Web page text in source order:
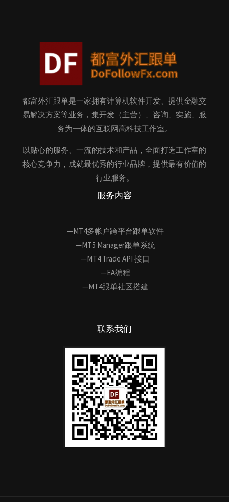
都富外汇跟单是一家拥有计算机软件开发、提供金融交
易解决方案等业务，集开发（主营）、咨询、实施、服
务为一体的互联网高科技工作室。
以贴心的服务、一流的技术和产品，全面打造工作室的
核心竞争力，成就最优秀的行业品牌，提供最有价值的
行业服务。
服务内容
—MT4多帐户跨平台跟单软件
—MT5 Manager跟单系统
—MT4 Trade API 接口
—EA编程
—MT4跟单社区搭建
联系我们